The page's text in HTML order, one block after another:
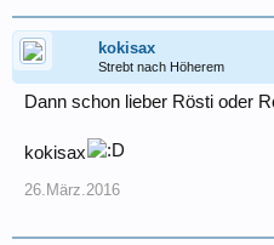
kokisax
Strebt nach Höherem
Dann schon lieber Rösti oder
kokisax
26.März.2016